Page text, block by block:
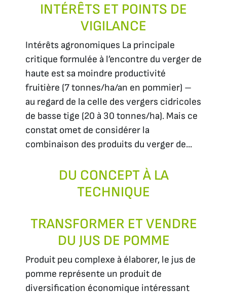
INTÉRÊTS ET POINTS DE
VIGILANCE
Intérêts agronomiques La principale
critique formulée à l’encontre du verger de
haute est sa moindre productivité
fruitière (7 tonnes/ha/an en pommier) –
au regard de la celle des vergers cidricoles
de basse tige (20 à 30 tonnes/ha). Mais ce
constat omet de considérer la
combinaison des produits du verger de...
DU CONCEPT À LA
TECHNIQUE
TRANSFORMER ET VENDRE
DU JUS DE POMME
Produit peu complexe à élaborer, le jus de
pomme représente un produit de
diversification économique intéressant